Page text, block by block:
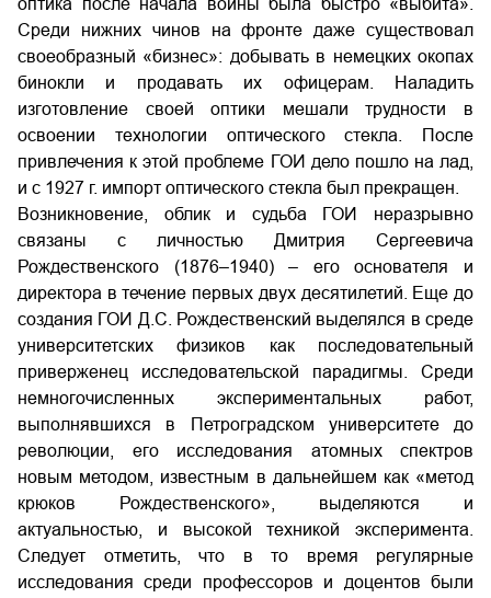
оптика после начала войны была быстро «выбита».
Среди нижних чинов на фронте даже существовал
своеобразный «бизнес»: добывать в немецких окопах
бинокли и продавать их офицерам. Наладить
изготовление своей оптики мешали трудности в
освоении технологии оптического стекла. После
привлечения к этой проблеме ГОИ дело пошло на лад,
и с 1927 г. импорт оптического стекла был прекращен.
Возникновение, облик и судьба ГОИ неразрывно
связаны с личностью Дмитрия Сергеевича
Рождественского (1876–1940) – его основателя и
директора в течение первых двух десятилетий. Еще до
создания ГОИ Д.С. Рождественский выделялся в среде
университетских физиков как последовательный
приверженец исследовательской парадигмы. Среди
немногочисленных экспериментальных работ,
выполнявшихся в Петроградском университете до
революции, его исследования атомных спектров
новым методом, известным в дальнейшем как «метод
крюков Рождественского», выделяются и
актуальностью, и высокой техникой эксперимента.
Следует отметить, что в то время регулярные
исследования среди профессоров и доцентов были